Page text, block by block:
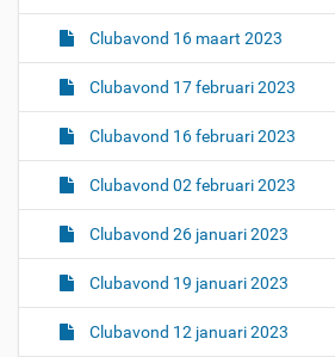
Clubavond 16 maart 2023
Clubavond 17 februari 2023
Clubavond 16 februari 2023
Clubavond 02 februari 2023
Clubavond 26 januari 2023
Clubavond 19 januari 2023
Clubavond 12 januari 2023